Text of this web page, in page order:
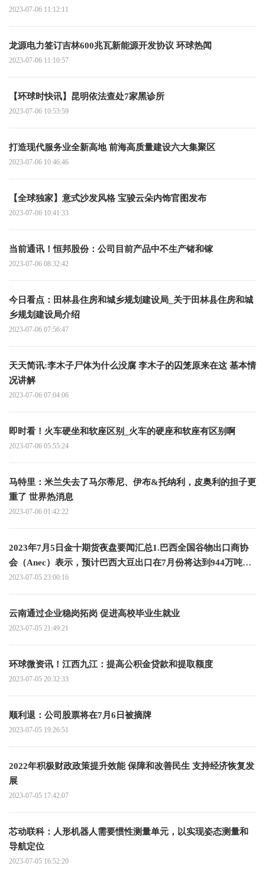
2023-07-06 11:12:11
龙源电力签订吉林600兆瓦新能源开发协议 环球热闻
2023-07-06 11:10:57
【环球时快讯】昆明依法查处7家黑诊所
2023-07-06 10:53:59
打造现代服务业全新高地 前海高质量建设六大集聚区
2023-07-06 10:46:46
【全球独家】意式沙发风格 宝骏云朵内饰官图发布
2023-07-06 10:41:33
当前通讯！恒邦股份：公司目前产品中不生产锗和镓
2023-07-06 08:32:42
今日看点：田林县住房和城乡规划建设局_关于田林县住房和城
乡规划建设局介绍
2023-07-06 07:56:47
天天简讯:李木子尸体为什么没腐 李木子的囚笼原来在这 基本情
况讲解
2023-07-06 07:04:06
即时看！火车硬坐和软座区别_火车的硬座和软座有区别啊
2023-07-06 05:55:24
马特里：米兰失去了马尔蒂尼、伊布&托纳利，皮奥利的担子更
重了 世界热消息
2023-07-06 01:42:22
2023年7月5日金十期货夜盘要闻汇总1.巴西全国谷物出口商协
会（Anec）表示，预计巴西大豆出口在7月份将达到944万吨，
而去年同期为700万吨；预计巴西玉米出口在7月份达到634万
225万吨 全球关注
2023-07-05 23:00:16
云南通过企业稳岗拓岗 促进高校毕业生就业
2023-07-05 21:49:21
环球微资讯！江西九江：提高公积金贷款和提取额度
2023-07-05 20:32:33
顺利退：公司股票将在7月6日被摘牌
2023-07-05 19:26:51
2022年积极财政政策提升效能 保障和改善民生 支持经济恢复发
展
2023-07-05 17:42:07
芯动联科：人形机器人需要惯性测量单元，以实现姿态测量和
导航定位
2023-07-05 16:52:20